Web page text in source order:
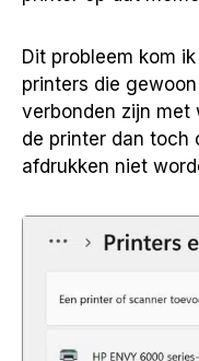
Dit probleem kom
printers die
verbonden zijn met
de printer dan toch
afdrukken niet